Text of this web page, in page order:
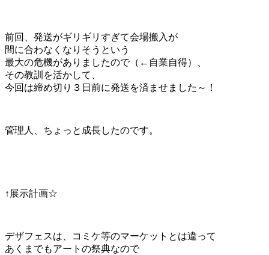
前回、発送がギリギリすぎて会場搬入が
間に合わなくなりそうという
最大の危機がありましたので（←自業自得）、
その教訓を活かして、
今回は締め切り３日前に発送を済ませました～！
管理人、ちょっと成長したのです。
↑展示計画☆
デザフェスは、コミケ等のマーケットとは違って
あくまでもアートの祭典なので